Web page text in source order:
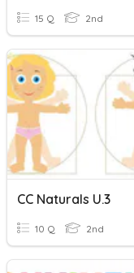
15 Q 2nd
CC Naturals U.3
10 Q 2nd